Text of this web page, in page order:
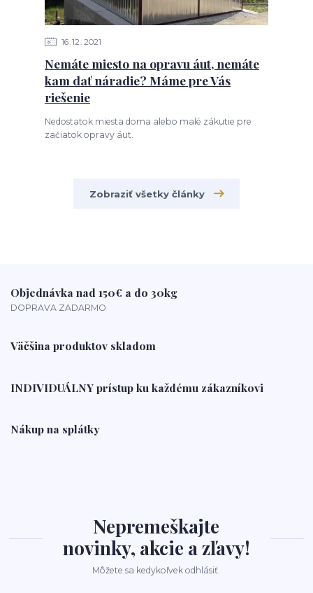
16 12 2021
Nemáte miesto na opravu áut, nemáte
kam dať náradie? Máme pre Vás
riešenie
Nedostatok miesta doma alebo malé zákutie pre
začiatok opravy áut.
Zobraziť všetky články
Objednávka nad 150€ a do 30kg
DOPRAVA ZADARMO
Väčšina produktov skladom
INDIVIDUÁLNY prístup ku každému zákazníkovi
Nákup na splátky
Nepremeškajte
novinky, akcie a zľavy!
Môžete sa kedykoľvek odhlásiť.